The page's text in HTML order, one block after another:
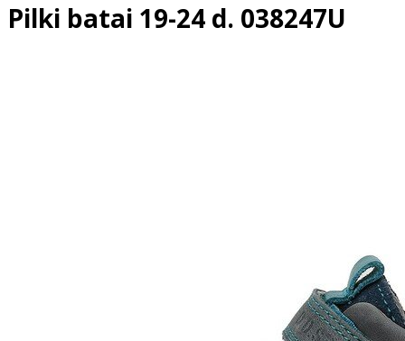
Pilki batai 19-24 d. 038247U